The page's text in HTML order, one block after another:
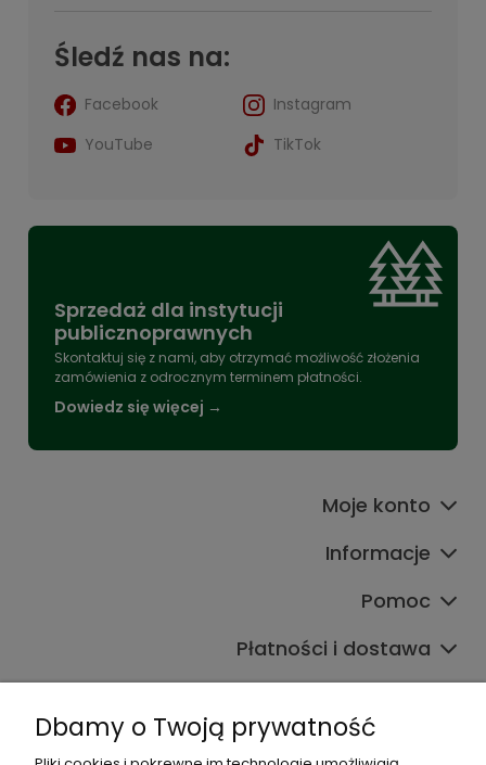
Śledź nas na:
Facebook
Instagram
YouTube
TikTok
Sprzedaż dla instytucji
publicznoprawnych
Skontaktuj się z nami, aby otrzymać możliwość złożenia
zamówienia z odrocznym terminem płatności.
Dowiedz się więcej →
Moje konto
Informacje
Pomoc
Płatności i dostawa
Dbamy o Twoją prywatność